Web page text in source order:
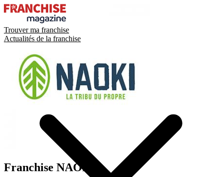
Trouver ma franchise
Actualités de la franchise
Franchise NAOKI